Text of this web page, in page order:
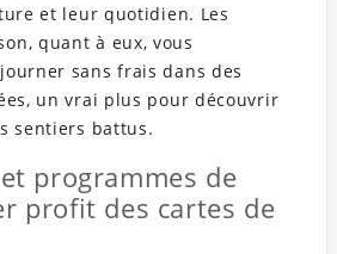
et leur quotidien. Les
quant à eux, vous
sans frais dans des
un vrai plus pour découvrir
sentiers battus.
programmes de
profit des cartes de